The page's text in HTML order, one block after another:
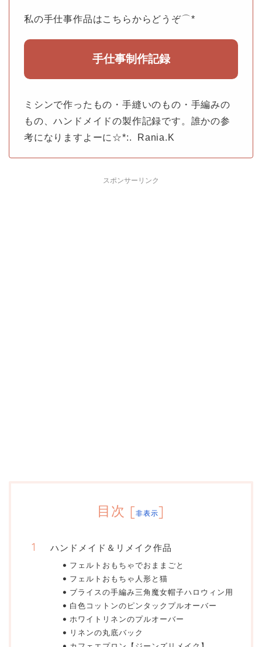
私の手仕事作品はこちらからどうぞ⌒*
手仕事制作記録
ミシンで作ったもの・手縫いのもの・手編みの
もの、ハンドメイドの製作記録です。誰かの参
考になりますよーに☆*:. Rania.K
スポンサーリンク
目次 [非表示]
ハンドメイド＆リメイク作品
フェルトおもちゃでおままごと
フェルトおもちゃ人形と猫
ブライスの手編み三角魔女帽子ハロウィン用
白色コットンのピンタックプルオーバー
ホワイトリネンのプルオーバー
リネンの丸底バック